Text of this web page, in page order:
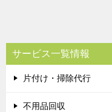
ビ
ゲ
ー
シ
サービス一覧情報
片付け・掃除代行
不用品回収